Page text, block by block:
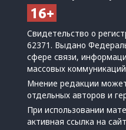
Свидетельство о
62371. Выдано
сфере связи,
массовых
Мнение редакции
отдельных авторов и
При использовании
активная ссылка на